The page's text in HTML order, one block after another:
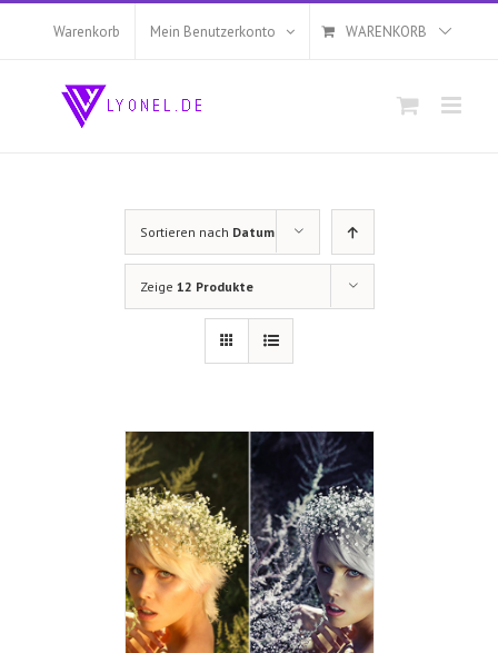
Zum
Warenkorb Mein Benutzerkonto WARENKORB
Sortieren nach Datum
Zeige 12 Produkte